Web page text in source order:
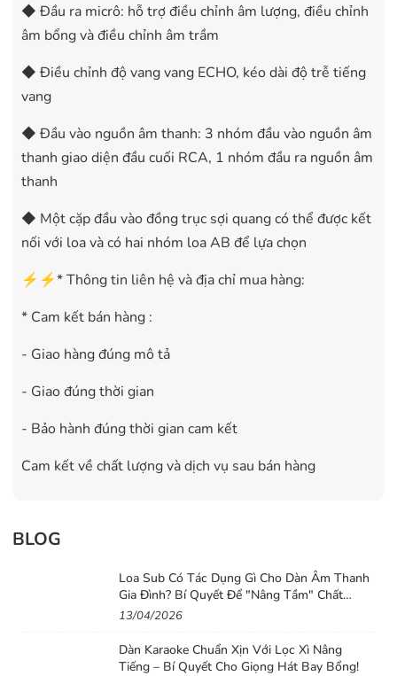
◆ Đầu ra micrô: hỗ trợ điều chỉnh âm lượng, điều chỉnh
âm bổng và điều chỉnh âm trầm
◆ Điều chỉnh độ vang vang ECHO, kéo dài độ trễ tiếng
vang
◆ Đầu vào nguồn âm thanh: 3 nhóm đầu vào nguồn âm
thanh giao diện đầu cuối RCA, 1 nhóm đầu ra nguồn âm
thanh
◆ Một cặp đầu vào đồng trục sợi quang có thể được kết
nối với loa và có hai nhóm loa AB để lựa chọn
⚡⚡* Thông tin liên hệ và địa chỉ mua hàng:
* Cam kết bán hàng :
- Giao hàng đúng mô tả
- Giao đúng thời gian
- Bảo hành đúng thời gian cam kết
Cam kết về chất lượng và dịch vụ sau bán hàng
BLOG
Loa Sub Có Tác Dụng Gì Cho Dàn Âm Thanh
Gia Đình? Bí Quyết Để "Nâng Tầm" Chất
Lượng Âm Thanh Cho Dàn Loa Gia Đình
13/04/2026
Dàn Karaoke Chuẩn Xịn Với Lọc Xì Nâng
Tiếng – Bí Quyết Cho Giọng Hát Bay Bổng!